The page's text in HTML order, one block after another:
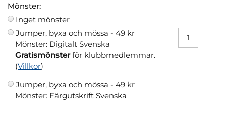
Mönster:
Inget mönster
Jumper, byxa och mössa - 49 kr
Mönster: Digitalt Svenska
Gratismönsterför klubbmedlemmar.
(Villkor)
Jumper, byxa och mössa - 49 kr
Mönster: Färgutskrift Svenska